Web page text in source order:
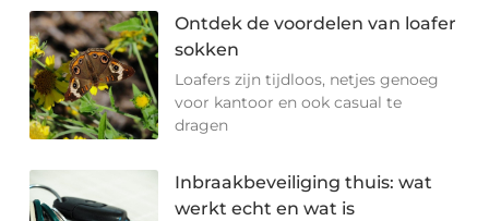
Ontdek de voordelen van loafer
sokken
Loafers zijn tijdloos, netjes genoeg
voor kantoor en ook casual te
dragen
Inbraakbeveiliging thuis: wat
werkt echt en wat is